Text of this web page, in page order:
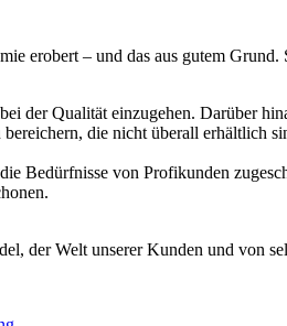
erobert – und das aus gutem
der Qualität einzugehen. Darüber
die nicht überall erhältlich
Bedürfnisse von Profikunden
der Welt unserer Kunden und von